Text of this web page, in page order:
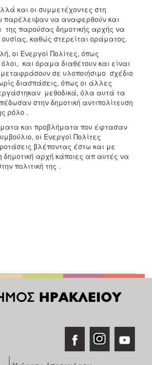
και οι συμμετέχοντες στη
παρέλειψαν να αναφερθούν και
της παρούσας δημοτικής αρχής να
καθώς στερείται οράματος.
οι Ενεργοί Πολίτες, όπως
και όραμα διαθέτουν και είναι
σε υλοποιήσιμο σχέδιο
διασπάσεις, όπως οι άλλες
μεθοδικά, όλα αυτά τα
στην δημοτική αντιπολίτευση
ρόλο .
και προβλήματα που έφτασαν
οι Ενεργοί Πολίτες
βλέποντας έστω και με
δημοτική αρχή κάποιες απ αυτές να
πολιτική της .